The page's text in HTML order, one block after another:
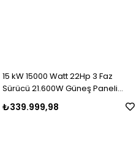
15 kW 15000 Watt 22Hp 3 Faz
Sürücü 21.600W Güneş Paneli
Sulama Paket-24
₺339.999,98